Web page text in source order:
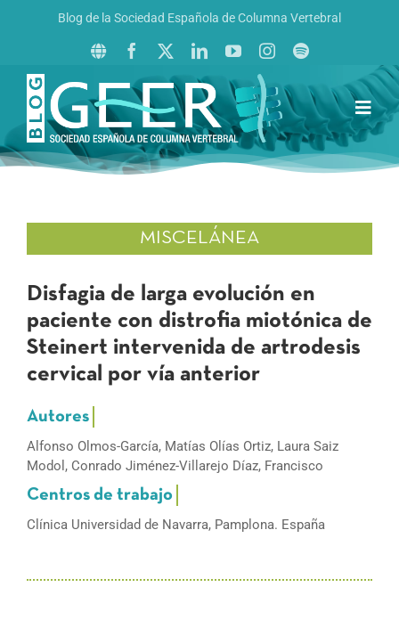
Blog de la Sociedad Española de Columna Vertebral
Inicio
Revista La Columna al Día
MISCELÁNEA
Disfagia de larga evolución en
paciente con distrofia miotónica de
Steinert intervenida de artrodesis
cervical por vía anterior
Alfonso Olmos-García, Matías Olías Ortiz, Laura Saiz
Modol, Conrado Jiménez-Villarejo Díaz, Francisco
Clínica Universidad de Navarra, Pamplona. España